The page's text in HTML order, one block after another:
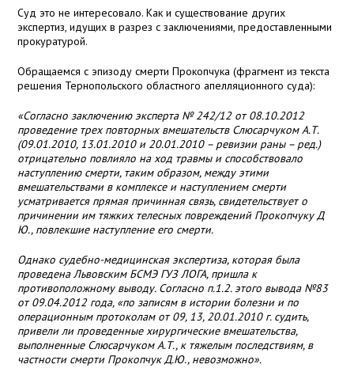
Суд это не интересовало. Как и существование других
экспертиз, идущих в разрез с заключениями, предоставленными
прокуратурой.
Обращаемся с эпизоду смерти Прокопчука (фрагмент из текста
решения Тернопольского областного апелляционного суда):
«Согласно заключению эксперта № 242/12 от 08.10.2012
проведение трех повторных вмешательств Слюсарчуком А.Т.
(09.01.2010, 13.01.2010 и 20.01.2010 – ревизии раны – ред.)
отрицательно повлияло на ход травмы и способствовало
наступлению смерти, таким образом, между этими
вмешательствами в комплексе и наступлением смерти
усматривается прямая причинная связь, свидетельствует о
причинении им тяжких телесных повреждений Прокопчуку Д
Ю., повлекшие наступление его смерти.
Однако судебно-медицинская экспертиза, которая была
проведена Львовским БСМЭ ГУЗ ЛОГА, пришла к
противоположному выводу. Согласно п.1.2. этого вывода №83
от 09.04.2012 года, «по записям в истории болезни и по
операционным протоколам от 09, 13, 20.01.2010 г. судить,
привели ли проведенные хирургические вмешательства,
выполненные Слюсарчуком А.Т., к тяжелым последствиям, в
частности смерти Прокопчук Д.Ю., невозможно».